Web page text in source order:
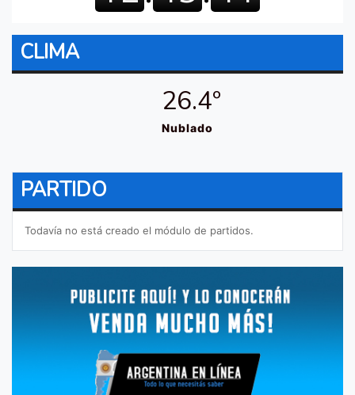
CLIMA
26.4º
Nublado
PARTIDO
Todavía no está creado el módulo de partidos.